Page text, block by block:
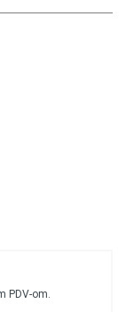
PDV-om.